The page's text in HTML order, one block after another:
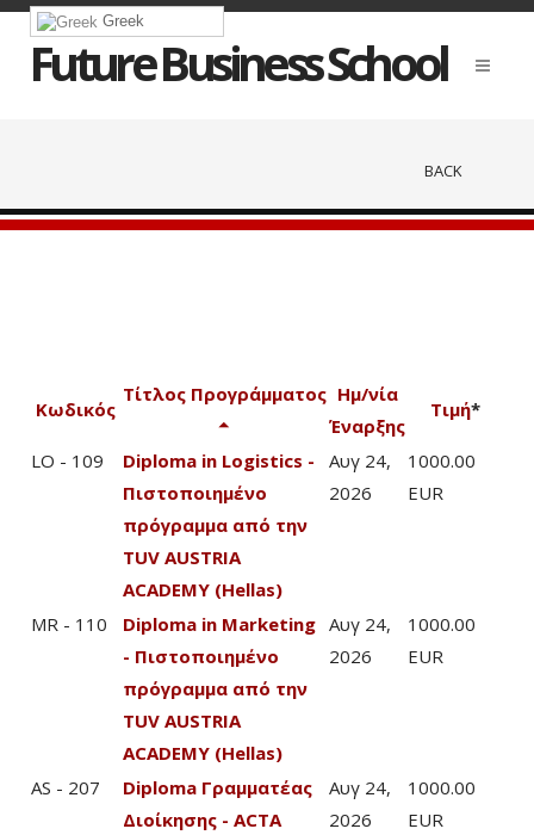
Greek
Future Business School
BACK
Κωδικός
Τίτλος Προγράμματος Ημ/νία
Έναρξης
Τιμή*
LO - 109
Diploma in Logistics -
Πιστοποιημένο
πρόγραμμα από την
TUV AUSTRIA
ACADEMY (Hellas)
Αυγ 24,
2026
1000.00
EUR
MR - 110
Diploma in Marketing
- Πιστοποιημένο
πρόγραμμα από την
TUV AUSTRIA
ACADEMY (Hellas)
Αυγ 24,
2026
1000.00
EUR
AS - 207
Diploma Γραμματέας
Διοίκησης - ACTA
Αυγ 24,
2026
1000.00
EUR